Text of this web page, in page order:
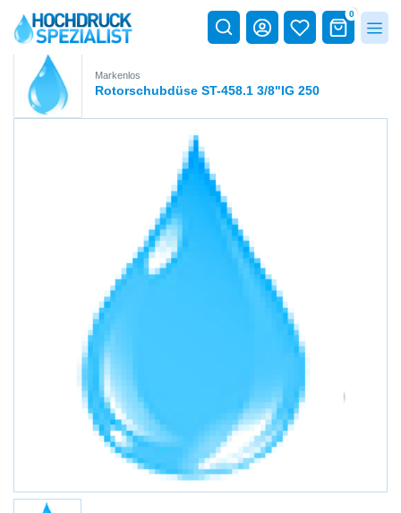
0
Markenlos
Rotorschubdüse ST-458.1 3/8"IG 250